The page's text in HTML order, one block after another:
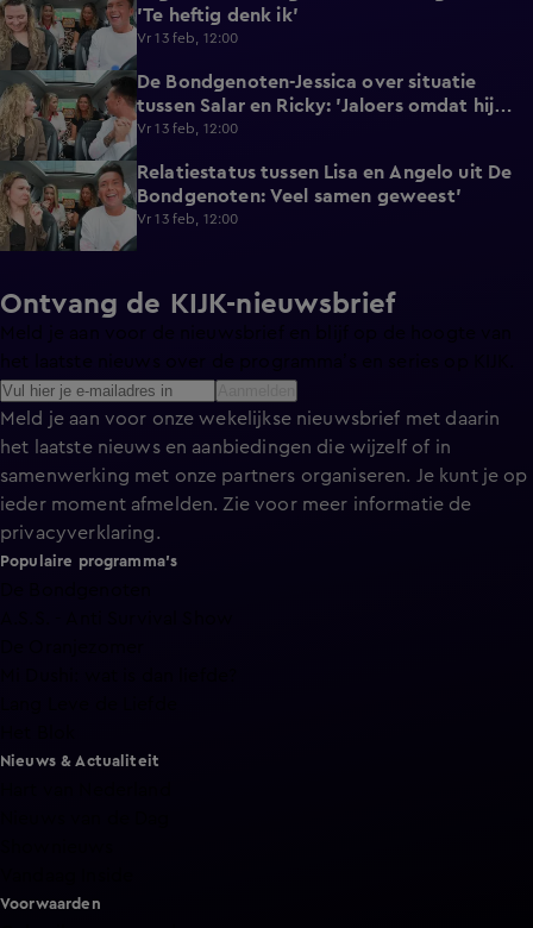
'Te heftig denk ik'
Vr 13 feb, 12:00
0:37
De Bondgenoten-Jessica over situatie
tussen Salar en Ricky: 'Jaloers omdat hij
knap is'
Vr 13 feb, 12:00
1:25
Relatiestatus tussen Lisa en Angelo uit De
Bondgenoten: Veel samen geweest'
Vr 13 feb, 12:00
Ontvang de KIJK-nieuwsbrief
Meld je aan voor de nieuwsbrief en blijf op de hoogte van
Meld je aan voor onze wekelijkse nieuwsbrief met daarin
het laatste nieuws en aanbiedingen die wijzelf of in
samenwerking met onze partners organiseren. Je kunt je op
ieder moment afmelden. Zie voor meer informatie de
privacyverklaring.
Populaire programma's
Nieuws & Actualiteit
Voorwaarden